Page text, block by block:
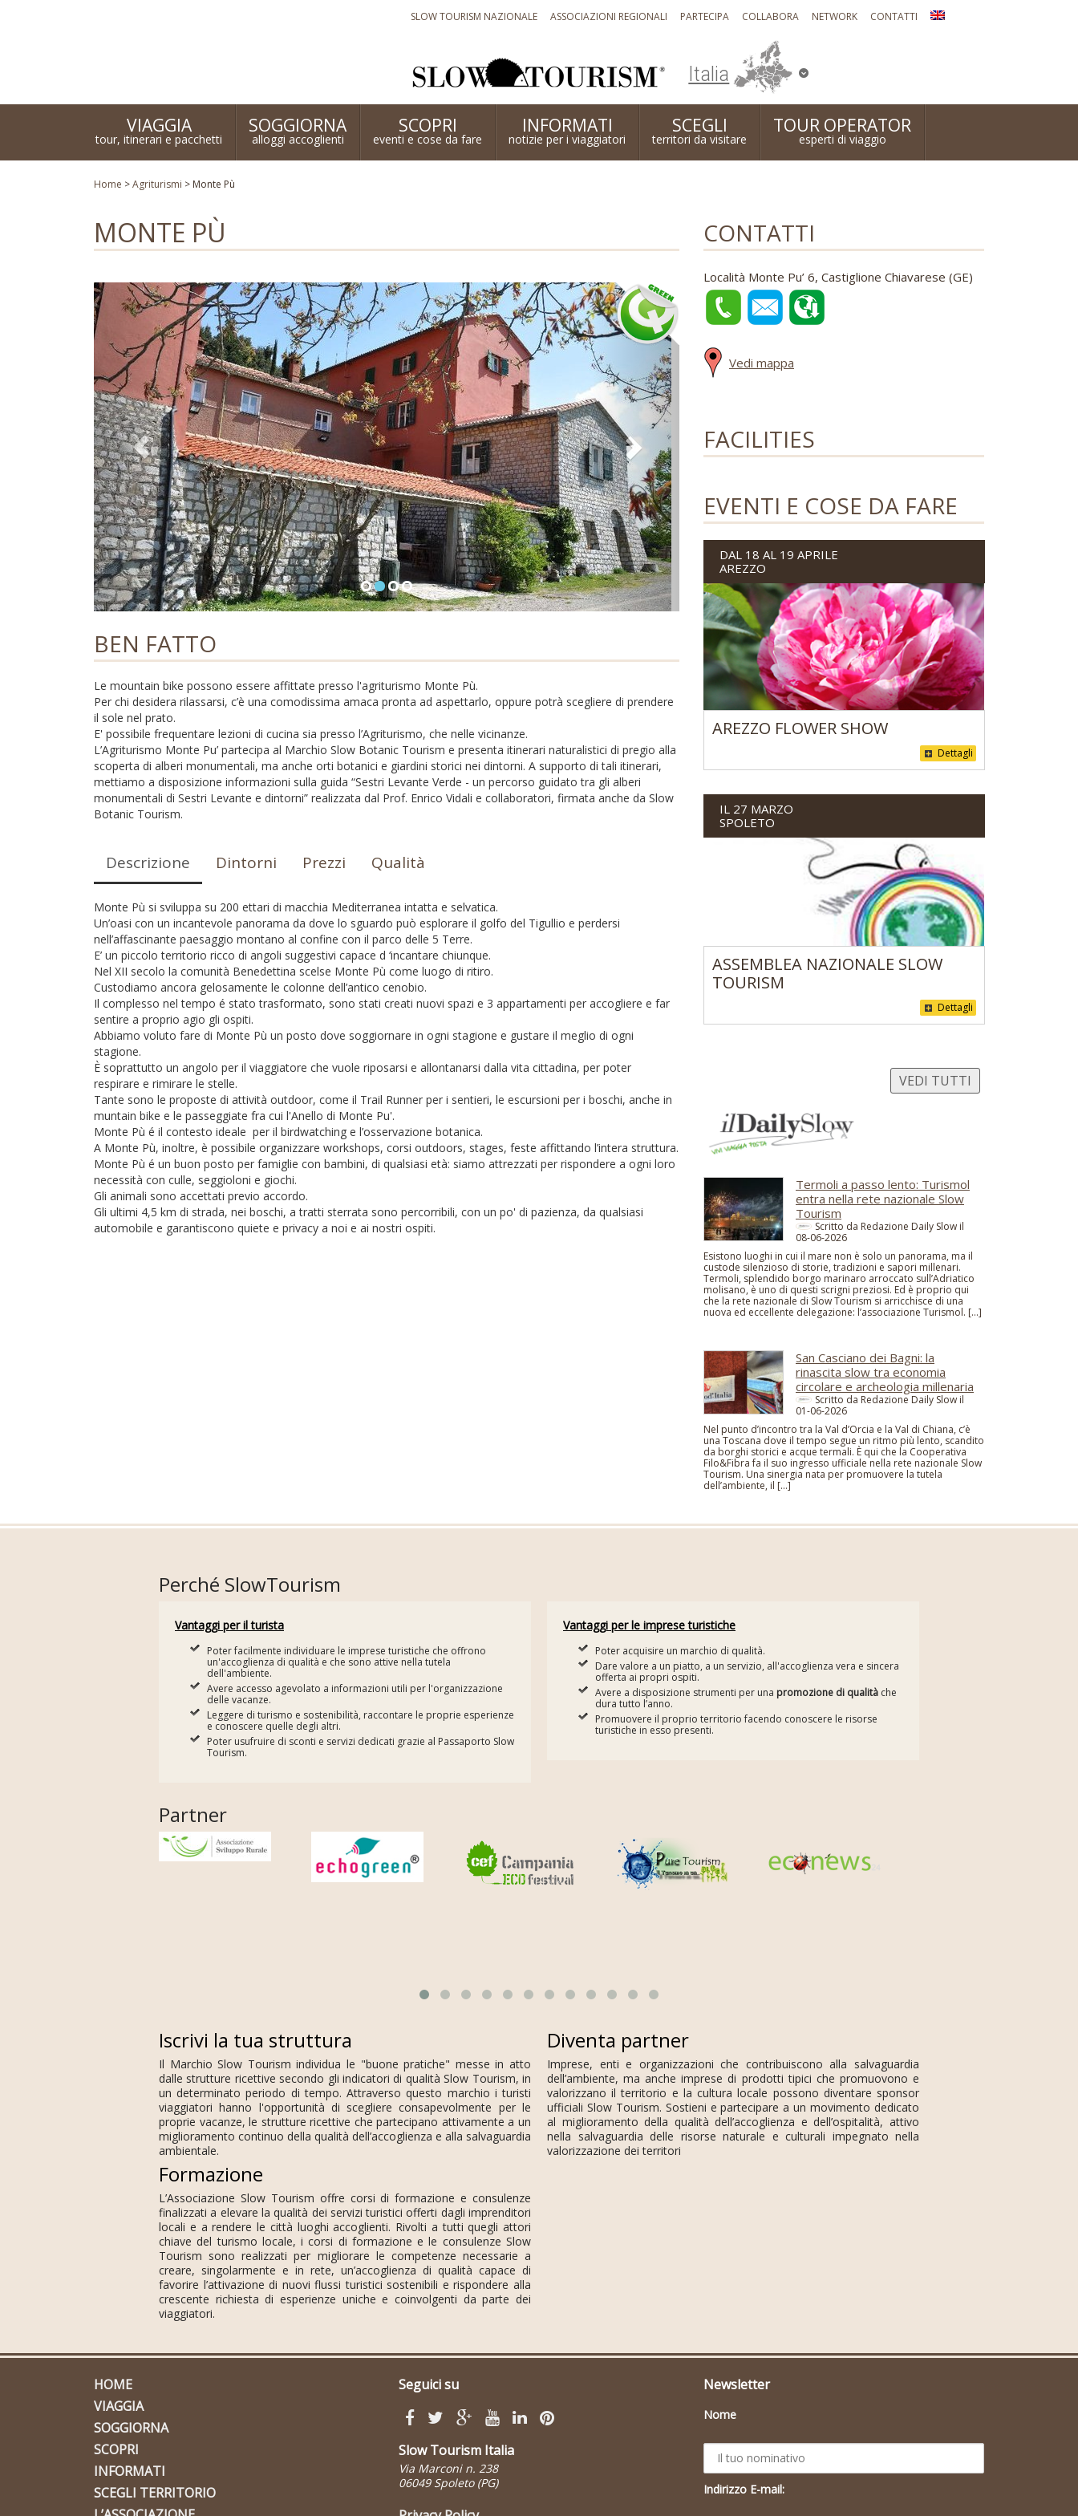
SLOW TOURISM NAZIONALE ASSOCIAZIONI REGIONALI PARTECIPA COLLABORA NETWORK CONTATTI
Turismo responsabile ed ecosostenibile
Italia
VIAGGIA
tour, itinerari e pacchetti
SOGGIORNA
alloggi accoglienti
SCOPRI
eventi e cose da fare
INFORMATI
notizie per i viaggiatori
SCEGLI
territori da visitare
TOUR OPERATOR
esperti di viaggio
Home >Agriturismi > Monte Pù
MONTE PÙ
BEN FATTO
Le mountain bike possono essere affittate presso l'agriturismo Monte Pù.
Per chi desidera rilassarsi, c’è una comodissima amaca pronta ad aspettarlo, oppure potrà scegliere di prendere
il sole nel prato.
E' possibile frequentare lezioni di cucina sia presso l’Agriturismo, che nelle vicinanze.
L’Agriturismo Monte Pu’ partecipa al Marchio Slow Botanic Tourism e presenta itinerari naturalistici di pregio alla
scoperta di alberi monumentali, ma anche orti botanici e giardini storici nei dintorni. A supporto di tali itinerari,
mettiamo a disposizione informazioni sulla guida “Sestri Levante Verde - un percorso guidato tra gli alberi
monumentali di Sestri Levante e dintorni” realizzata dal Prof. Enrico Vidali e collaboratori, firmata anche da Slow
Botanic Tourism.
Descrizione Dintorni Prezzi Qualità
Monte Pù si sviluppa su 200 ettari di macchia Mediterranea intatta e selvatica.
Un’oasi con un incantevole panorama da dove lo sguardo può esplorare il golfo del Tigullio e perdersi
nell’affascinante paesaggio montano al confine con il parco delle 5 Terre.
E’ un piccolo territorio ricco di angoli suggestivi capace d ‘incantare chiunque.
Nel XII secolo la comunità Benedettina scelse Monte Pù come luogo di ritiro.
Custodiamo ancora gelosamente le colonne dell’antico cenobio.
Il complesso nel tempo é stato trasformato, sono stati creati nuovi spazi e 3 appartamenti per accogliere e far
sentire a proprio agio gli ospiti.
Abbiamo voluto fare di Monte Pù un posto dove soggiornare in ogni stagione e gustare il meglio di ogni
stagione.
È soprattutto un angolo per il viaggiatore che vuole riposarsi e allontanarsi dalla vita cittadina, per poter
respirare e rimirare le stelle.
Tante sono le proposte di attività outdoor, come il Trail Runner per i sentieri, le escursioni per i boschi, anche in
muntain bike e le passeggiate fra cui l'Anello di Monte Pu'.
Monte Pù é il contesto ideale per il birdwatching e l’osservazione botanica.
A Monte Pù, inoltre, è possibile organizzare workshops, corsi outdoors, stages, feste affittando l’intera struttura.
Monte Pù é un buon posto per famiglie con bambini, di qualsiasi età: siamo attrezzati per rispondere a ogni loro
necessità con culle, seggioloni e giochi.
Gli animali sono accettati previo accordo.
Gli ultimi 4,5 km di strada, nei boschi, a tratti sterrata sono percorribili, con un po' di pazienza, da qualsiasi
automobile e garantiscono quiete e privacy a noi e ai nostri ospiti.
CONTATTI
Località Monte Pu’ 6, Castiglione Chiavarese (GE)
Vedi mappa
FACILITIES
EVENTI E COSE DA FARE
DAL 18 AL 19 APRILE
AREZZO
AREZZO FLOWER SHOW
Dettagli
IL 27 MARZO
SPOLETO
ASSEMBLEA NAZIONALE SLOW
TOURISM
Dettagli
VEDI TUTTI
Termoli a passo lento: Turismol
entra nella rete nazionale Slow
Tourism
Scritto da Redazione Daily Slow il
08-06-2026
Esistono luoghi in cui il mare non è solo un panorama, ma il
custode silenzioso di storie, tradizioni e sapori millenari.
Termoli, splendido borgo marinaro arroccato sull’Adriatico
molisano, è uno di questi scrigni preziosi. Ed è proprio qui
che la rete nazionale di Slow Tourism si arricchisce di una
nuova ed eccellente delegazione: l’associazione Turismol. […]
San Casciano dei Bagni: la
rinascita slow tra economia
circolare e archeologia millenaria
Scritto da Redazione Daily Slow il
01-06-2026
Nel punto d’incontro tra la Val d’Orcia e la Val di Chiana, c’è
una Toscana dove il tempo segue un ritmo più lento, scandito
da borghi storici e acque termali. È qui che la Cooperativa
Filo&Fibra fa il suo ingresso ufficiale nella rete nazionale Slow
Tourism. Una sinergia nata per promuovere la tutela
dell’ambiente, il […]
Perché SlowTourism
Vantaggi per il turista
Poter facilmente individuare le imprese turistiche che offrono
un'accoglienza di qualità e che sono attive nella tutela
dell'ambiente.
Avere accesso agevolato a informazioni utili per l'organizzazione
delle vacanze.
Leggere di turismo e sostenibilità, raccontare le proprie esperienze
e conoscere quelle degli altri.
Poter usufruire di sconti e servizi dedicati grazie al Passaporto Slow
Tourism.
Vantaggi per le imprese turistiche
Poter acquisire un marchio di qualità.
Dare valore a un piatto, a un servizio, all'accoglienza vera e sincera
offerta ai propri ospiti.
Avere a disposizione strumenti per una promozione di qualità che
dura tutto l’anno.
Promuovere il proprio territorio facendo conoscere le risorse
turistiche in esso presenti.
Partner
Iscrivi la tua struttura
Il Marchio Slow Tourism individua le "buone pratiche" messe in atto
dalle strutture ricettive secondo gli indicatori di qualità Slow Tourism, in
un determinato periodo di tempo. Attraverso questo marchio i turisti
viaggiatori hanno l'opportunità di scegliere consapevolmente per le
proprie vacanze, le strutture ricettive che partecipano attivamente a un
miglioramento continuo della qualità dell’accoglienza e alla salvaguardia
ambientale.
Diventa partner
Imprese, enti e organizzazioni che contribuiscono alla salvaguardia
dell’ambiente, ma anche imprese di prodotti tipici che promuovono e
valorizzano il territorio e la cultura locale possono diventare sponsor
ufficiali Slow Tourism. Sostieni e partecipare a un movimento dedicato
al miglioramento della qualità dell’accoglienza e dell’ospitalità, attivo
nella salvaguardia delle risorse naturale e culturali impegnato nella
valorizzazione dei territori
Formazione
L’Associazione Slow Tourism offre corsi di formazione e consulenze
finalizzati a elevare la qualità dei servizi turistici offerti dagli imprenditori
locali e a rendere le città luoghi accoglienti. Rivolti a tutti quegli attori
chiave del turismo locale, i corsi di formazione e le consulenze Slow
Tourism sono realizzati per migliorare le competenze necessarie a
creare, singolarmente e in rete, un’accoglienza di qualità capace di
favorire l’attivazione di nuovi flussi turistici sostenibili e rispondere alla
crescente richiesta di esperienze uniche e coinvolgenti da parte dei
viaggiatori.
HOME
VIAGGIA
SOGGIORNA
SCOPRI
INFORMATI
SCEGLI TERRITORIO
Seguici su
Slow Tourism Italia
Via Marconi n. 238
06049 Spoleto (PG)
Newsletter
Nome
Indirizzo E-mail: